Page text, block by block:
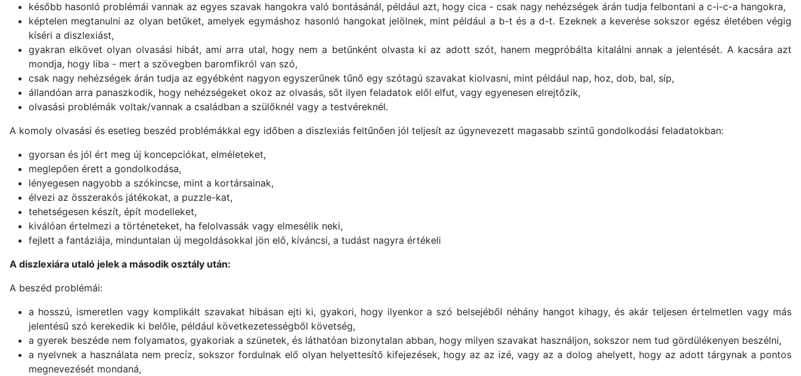
később hasonló problémái vannak az egyes szavak hangokra való bontásánál, például azt, hogy cica - csak nagy nehézségek árán tudja felbontani a c-i-c-a hangokra,
képtelen megtanulni az olyan betűket, amelyek egymáshoz hasonló hangokat jelölnek, mint például a b-t és a d-t. Ezeknek a keverése sokszor egész életében végig
kíséri a diszlexiást,
gyakran elkövet olyan olvasási hibát, ami arra utal, hogy nem a betűnként olvasta ki az adott szót, hanem megpróbálta kitalálni annak a jelentését. A kacsára azt
mondja, hogy liba - mert a szövegben baromfikról van szó,
csak nagy nehézségek árán tudja az egyébként nagyon egyszerűnek tűnő egy szótagú szavakat kiolvasni, mint például nap, hoz, dob, bal, síp,
állandóan arra panaszkodik, hogy nehézségeket okoz az olvasás, sőt ilyen feladatok elől elfut, vagy egyenesen elrejtőzik,
olvasási problémák voltak/vannak a családban a szülőknél vagy a testvéreknél.
A komoly olvasási és esetleg beszéd problémákkal egy időben a diszlexiás feltűnően jól teljesít az úgynevezett magasabb szintű gondolkodási feladatokban:
gyorsan és jól ért meg új koncepciókat, elméleteket,
meglepően érett a gondolkodása,
lényegesen nagyobb a szókincse, mint a kortársainak,
élvezi az összerakós játékokat, a puzzle-kat,
tehetségesen készít, épít modelleket,
kiválóan értelmezi a történeteket, ha felolvassák vagy elmesélik neki,
fejlett a fantáziája, minduntalan új megoldásokkal jön elő, kíváncsi, a tudást nagyra értékeli
A diszlexiára utaló jelek a második osztály után:
A beszéd problémái:
a hosszú, ismeretlen vagy komplikált szavakat hibásan ejti ki, gyakori, hogy ilyenkor a szó belsejéből néhány hangot kihagy, és akár teljesen értelmetlen vagy más
jelentésű szó kerekedik ki belőle, például következetességből követség,
a gyerek beszéde nem folyamatos, gyakoriak a szünetek, és láthatóan bizonytalan abban, hogy milyen szavakat használjon, sokszor nem tud gördülékenyen beszélni,
a nyelvnek a használata nem precíz, sokszor fordulnak elő olyan helyettesítő kifejezések, hogy az az izé, vagy az a dolog ahelyett, hogy az adott tárgynak a pontos
megnevezését mondaná,